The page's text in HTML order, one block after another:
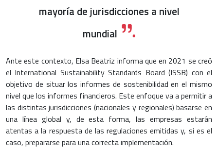
mayoría de jurisdicciones a nivel
mundial
Ante este contexto, Elsa Beatriz informa que en 2021 se creó
el International Sustainability Standards Board (ISSB) con el
objetivo de situar los informes de sostenibilidad en el mismo
nivel que los informes financieros. Este enfoque va a permitir a
las distintas jurisdicciones (nacionales y regionales) basarse en
una línea global y, de esta forma, las empresas estarán
atentas a la respuesta de las regulaciones emitidas y, si es el
caso, prepararse para una correcta implementación.